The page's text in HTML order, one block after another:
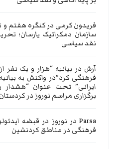
فریدون کرمی درکنگره هفتم و
سازمان دمکراتیک یارسان؛
نقد سیاسی
آرش در بیانیه “هزار و یک
ایرانی” تحت عنوان
برگزاری مراسم نوروز در کردستان
Parsa در نوروز در قبضه
فرهنگی در مناطق کردنشین